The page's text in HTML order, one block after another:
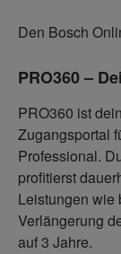
Den Bosch
PRO360 –
PRO360 ist
Zugangsportal
Professional.
profitierst
Leistungen wie
Verlängerung
auf 3 Jahre.